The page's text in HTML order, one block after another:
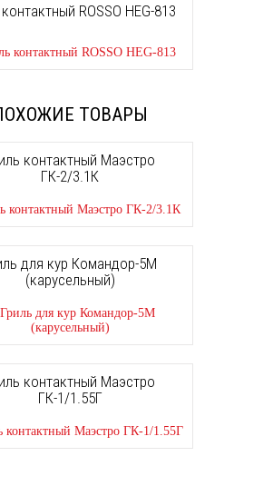
ROSSO HEG-813
ТОВАРЫ
контактный Маэстро
ГК-2/3.1К
для кур Командор-5М
(карусельный)
контактный Маэстро
ГК-1/1.55Г